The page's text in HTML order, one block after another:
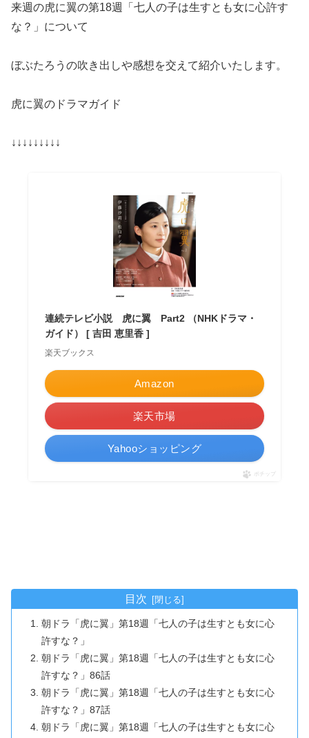
来週の虎に翼の第18週「七人の子は生すとも女に心許す
な？」について
ぼぶたろうの吹き出しや感想を交えて紹介いたします。
虎に翼のドラマガイド
↓↓↓↓↓↓↓↓↓
連続テレビ小説 虎に翼 Part2 （NHKドラマ・
ガイド） [ 吉田 恵里香 ]
楽天ブックス
Amazon
楽天市場
Yahooショッピング
ポチップ
目次
朝ドラ「虎に翼」第18週「七人の子は生すとも女に心
許すな？」
朝ドラ「虎に翼」第18週「七人の子は生すとも女に心
許すな？」86話
朝ドラ「虎に翼」第18週「七人の子は生すとも女に心
許すな？」87話
朝ドラ「虎に翼」第18週「七人の子は生すとも女に心